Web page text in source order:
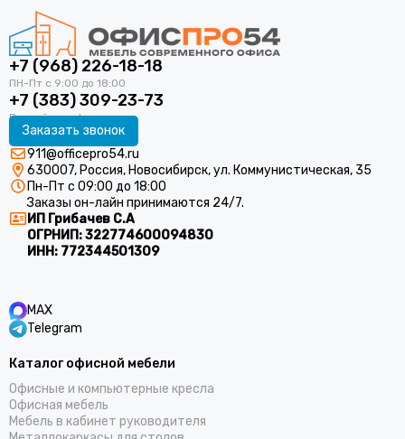
+7 (968) 226-18-18
+7 (383) 309-23-73
Заказать звонок
911@officepro54.ru
630007, Россия, Новосибирск, ул. Коммунистическая, 35
Пн-Пт с 09:00 до 18:00
Заказы он-лайн принимаются 24/7.
ИП Грибачев С.А
ОГРНИП:322774600094830
ИНН: 772344501309
MAX
Telegram
Каталог офисной мебели
Офисные и компьютерные кресла
Офисная мебель
Мебель в кабинет руководителя